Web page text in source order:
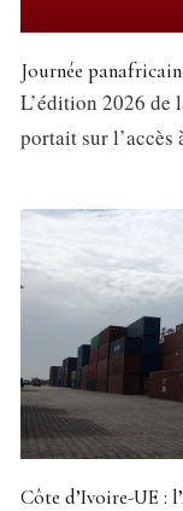
Journée
L’édition 2026 de
portait sur l’accès
Côte d’Ivoire-UE :